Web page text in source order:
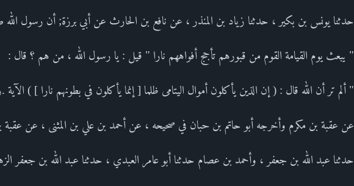
حدثنا يونس بن بكير ، حدثنا زياد بن المنذر ، عن نافع بن الحارث عن أبي برزة; أن رسول الله
" يبعث يوم القيامة القوم من قبورهم تأجج أفواههم نارا " قيل : يا رسول الله ، من هم ؟ قال :
" ألم تر أن الله قال : ( إن الذين يأكلون أموال اليتامى ظلما [ إنما يأكلون في بطونهم نارا ] )
عن عقبة بن مكرم وأخرجه أبو حاتم بن حبان في صحيحه ، عن أحمد بن علي بن المثنى ، عن
حدثنا عبد الله بن جعفر ، وأحمد بن عصام حدثنا أبو عامر العبدي ، حدثنا عبد الله بن جعفر